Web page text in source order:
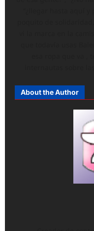
About the Author